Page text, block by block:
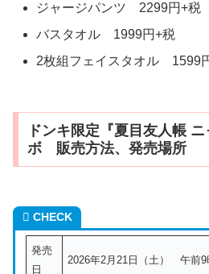
ジャージパンツ 2299円+税
バスタオル 1999円+税
2枚組フェイスタオル 1599
ドンキ限定『夏目友人帳
ボ 販売方法、発売場所
CHECK
発売
日
2026年2月21日（土） 午前9